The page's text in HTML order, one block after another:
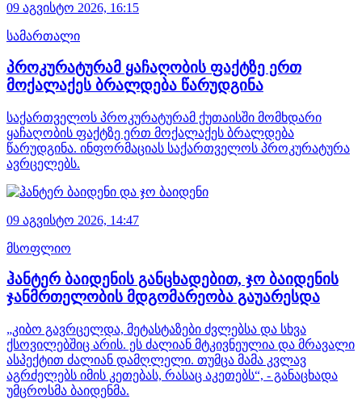
09 აგვისტო 2026, 16:15
სამართალი
პროკურატურამ ყაჩაღობის ფაქტზე ერთ
მოქალაქეს ბრალდება წარუდგინა
საქართველოს პროკურატურამ ქუთაისში მომხდარი
ყაჩაღობის ფაქტზე ერთ მოქალაქეს ბრალდება
წარუდგინა. ინფორმაციას საქართველოს პროკურატურა
ავრცელებს.
09 აგვისტო 2026, 14:47
მსოფლიო
ჰანტერ ბაიდენის განცხადებით, ჯო ბაიდენის
ჯანმრთელობის მდგომარეობა გაუარესდა
„კიბო გავრცელდა, მეტასტაზები ძვლებსა და სხვა
ქსოვილებშიც არის. ეს ძალიან მტკივნეულია და მრავალი
ასპექტით ძალიან დამღლელი. თუმცა მამა კვლავ
აგრძელებს იმის კეთებას, რასაც აკეთებს“, - განაცხადა
უმცროსმა ბაიდენმა.